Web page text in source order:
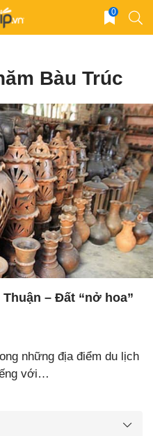
0
Bàu Trúc
– Đất “nở hoa”
những địa điểm du lịch
với…